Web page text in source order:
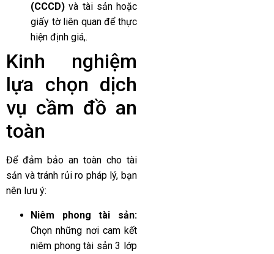
(CCCD) và tài sản hoặc
giấy tờ liên quan để thực
hiện định giá,.
Kinh nghiệm
lựa chọn dịch
vụ cầm đồ an
toàn
Để đảm bảo an toàn cho tài
sản và tránh rủi ro pháp lý, bạn
nên lưu ý:
Niêm phong tài sản:
Chọn những nơi cam kết
niêm phong tài sản 3 lớp